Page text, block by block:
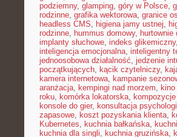
podziemny, glamping, góry w Polsce,
rodzinne, grafika wektorowa, granice
headless CMS, higiena jamy ustnej,
rodzinne, hummus domowy, hurtownie
implanty słuchowe, indeks glikemiczny,
inteligencja emocjonalna, inteligentny
jednoosobowa działalność, jedzenie
początkujących, kącik czytelniczy,
kamera internetowa, kampanie
aranżacja, kempingi nad morzem,
roku, komórka lokatorska,
konsole do gier, konsultacja
zapasowe, koszt pozyskania klienta,
Kubernetes, kuchnia bałkańska,
kuchnia dla singli, kuchnia gruzińska,